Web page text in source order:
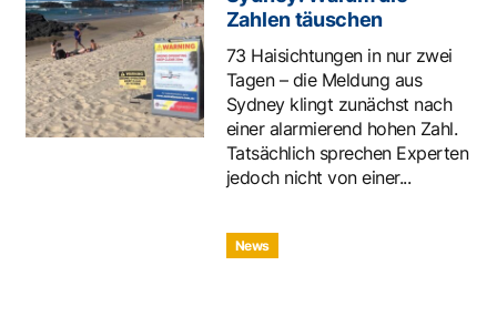
Zahlen täuschen
73 Haisichtungen in nur zwei
Tagen – die Meldung aus
Sydney klingt zunächst nach
einer alarmierend hohen Zahl.
Tatsächlich sprechen Experten
jedoch nicht von einer...
News